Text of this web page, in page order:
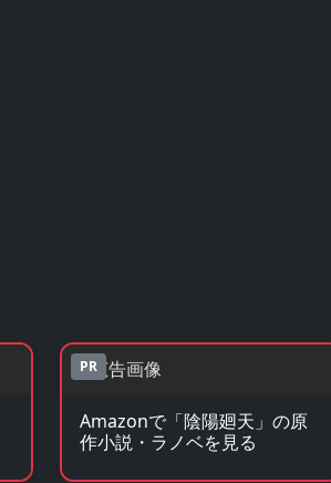
PR
Amazonで「陰陽廻天」の原
作小説・ラノベを見る